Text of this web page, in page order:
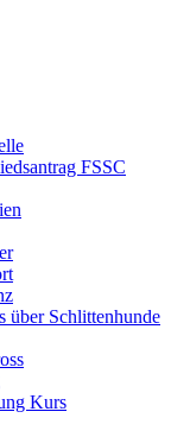
FSSC
über Schlittenhunde
Kurs